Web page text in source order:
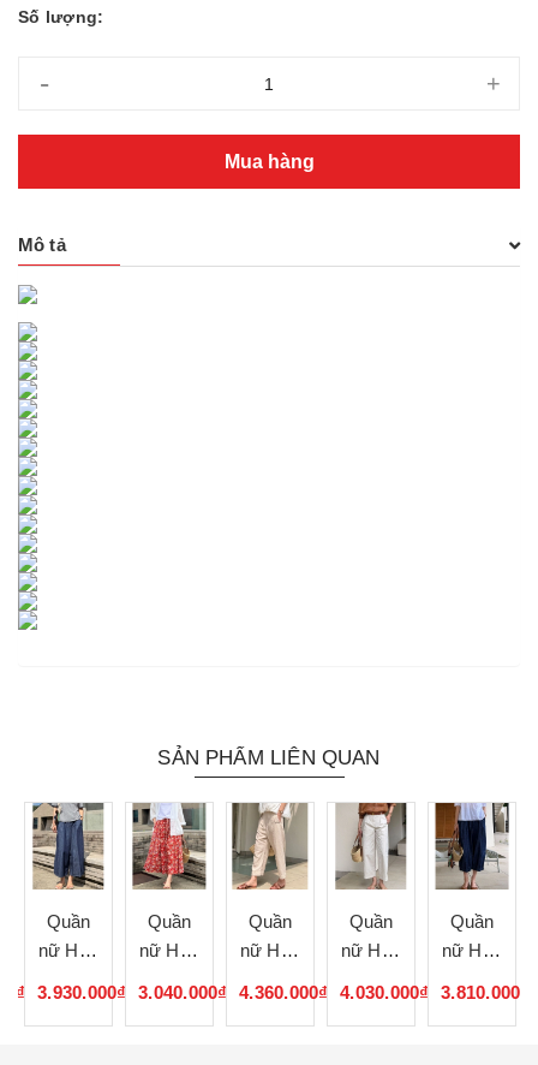
Số lượng:
- +
Mua hàng
Mô tả
SẢN PHẨM LIÊN QUAN
Quần
nữ Hàn
3.930.000₫
Quần
nữ Hàn
3.040.000₫
Quần
nữ Hàn
4.360.000₫
Quần
nữ Hàn
4.030.000₫
Quần
nữ Hàn
3.810.000₫